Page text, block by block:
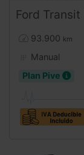
Ford Transit
93.900 km
Manual
Plan Pive